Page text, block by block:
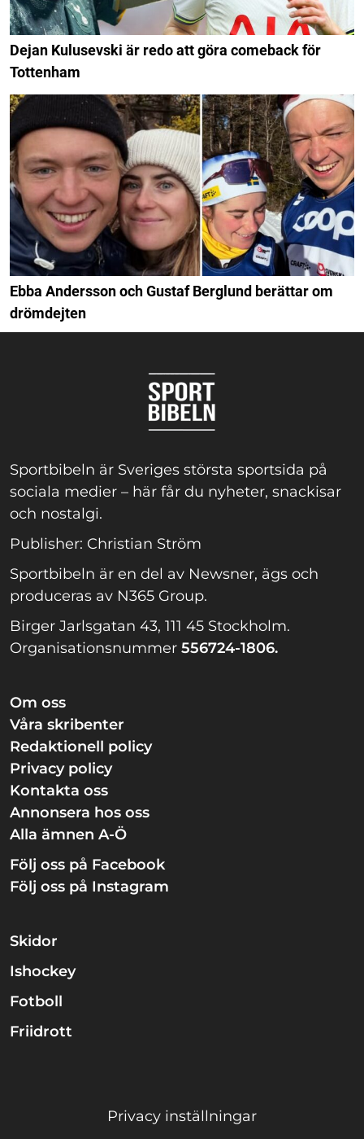
Dejan Kulusevski är redo att göra comeback för
Tottenham
Ebba Andersson och Gustaf Berglund berättar om
drömdejten
Sportbibeln är Sveriges största sportsida på
sociala medier – här får du nyheter, snackisar
och nostalgi.
Publisher: Christian Ström
Sportbibeln är en del av Newsner, ägs och
produceras av N365 Group.
Birger Jarlsgatan 43, 111 45 Stockholm.
Organisationsnummer 556724-1806.
Om oss
Våra skribenter
Redaktionell policy
Privacy policy
Kontakta oss
Annonsera hos oss
Alla ämnen A-Ö
Följ oss på Facebook
Följ oss på Instagram
Skidor
Ishockey
Fotboll
Friidrott
Privacy inställningar